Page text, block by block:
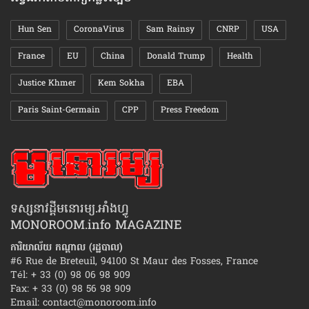
Hun Sen CoronaVirus Sam Rainsy CNRP USA
France EU China Donald Trump Health
Justice Khmer Kem Sokha EBA
Paris Saint-Germain CPP Press Freedom
ទស្សនាវដ្ដីមនោរម្យ.អាំងហ្វូ
MONOROOM.info MAGAZINE
ការិយាល័យ កណ្ដាល (រដ្ឋបាល)
#6 Rue de Breteuil, 94100 St Maur des Fosses, France
Tél: + 33 (0) 98 06 98 909
Fax: + 33 (0) 98 56 98 909
Email: contact@monoroom.info